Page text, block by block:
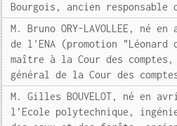
Bourgois, ancien responsable
M. Bruno ORY-LAVOLLEE, né
de l'ENA (promotion
maître à la Cour des
général de la Cour des
M. Gilles BOUVELOT, né en
l'Ecole polytechnique,